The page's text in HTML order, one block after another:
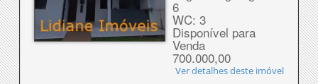
6
WC: 3
Disponível para
Venda
700.000,00
Ver detalhes deste imóvel